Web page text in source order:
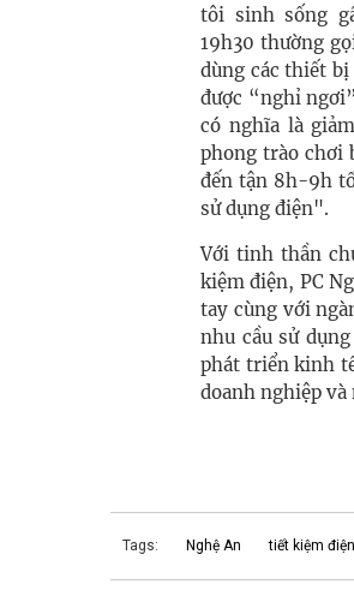
tôi sinh sống
19h30 thường
dùng các thiết
được “nghỉ
có nghĩa là
phong trào chơi
đến tận 8h-9h
sử dụng điện".
Với tinh thần
kiệm điện, PC
tay cùng với
nhu cầu sử
phát triển kinh
doanh nghiệp và
Tags: Nghệ An tiết kiệm điện